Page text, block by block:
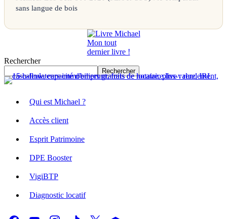
sans langue de bois
Mon tout
dernier livre !
Rechercher
Rechercher
Qui est Michael ?
Accès client
Esprit Patrimoine
DPE Booster
VigiBTP
Diagnostic locatif